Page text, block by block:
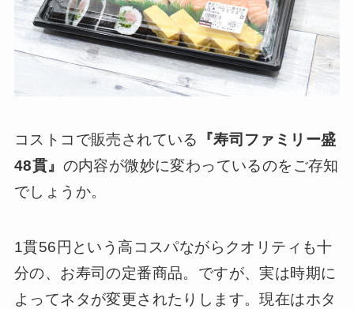
コストコで販売されている
『寿司ファミリー盛
48貫』 の内容が微妙に変わっているのをご存知
でしょうか。
1貫56円という高コスパながらクオリティも十
分の、お寿司の定番商品。ですが、実は時期に
よってネタが変更されたりします。現在はホタ